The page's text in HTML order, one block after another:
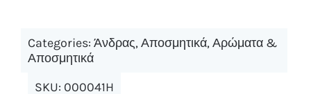
Categories: Άνδρας,Αποσμητικά,Αρώματα &
Αποσμητικά
SKU: 000041H